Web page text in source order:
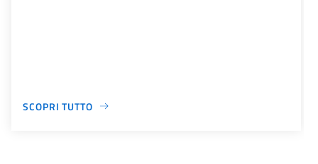
SCOPRI TUTTO